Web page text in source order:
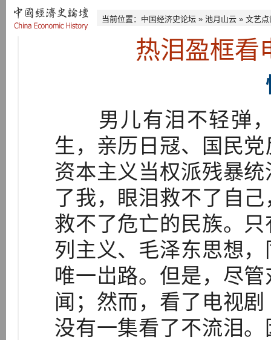
当前位置： 中国经济史论坛 » 池月山云 » 文艺点
热泪盈框看
男儿有泪不轻弹，
生，亲历日冦、国民
资本主义当权派残暴
了我，眼泪救不了自
救不了危亡的民族。
列主义、毛泽东思想
唯一岀路。但是，尽
闻；然而，看了电视
没有一集看了不流泪